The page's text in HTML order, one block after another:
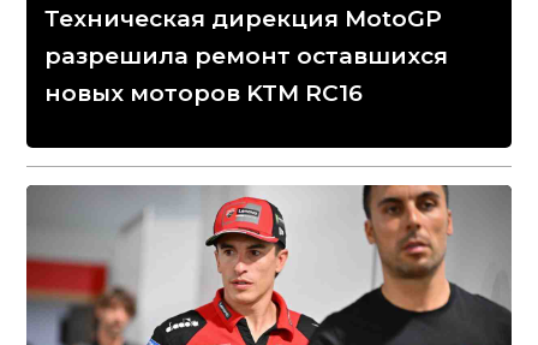
Техническая дирекция MotoGP
разрешила ремонт оставшихся
новых моторов KTM RC16